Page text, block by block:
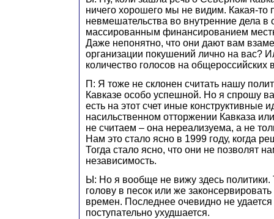
ничего хорошего мы не видим. Какая-то
невмешательства во внутренние дела в
массированным финансированием
Даже непонятно, что они дают вам
организации покушений лично на вас?
количество голосов на общероссийских
П: Я тоже не склонен считать нашу
Кавказе особо успешной. Но я спрошу
есть на этот счет иные конструктивные
насильственном отторжении Кавказа
не считаем – она нереализуема, а не
Нам это стало ясно в 1999 году, когда
Тогда стало ясно, что они не позволят
независимость.
Ы: Но я вообще не вижу здесь политики.
голову в песок или же
времен. Последнее очевидно не удается
поступательно ухудшается.